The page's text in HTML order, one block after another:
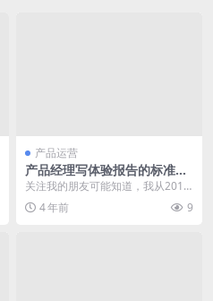
产品运营
产品经理写体验报告的标准格
式
关注我的朋友可能知道，我从2017
年发起了体验报告的训练社群。这
一项针对圈内人士...
4 年前 9